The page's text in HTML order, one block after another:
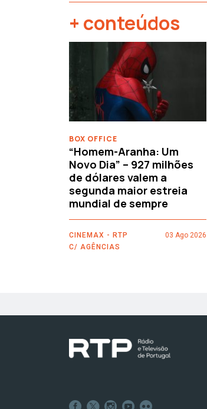
+ conteúdos
BOX OFFICE
“Homem-Aranha: Um
Novo Dia” – 927 milhões
de dólares valem a
segunda maior estreia
mundial de sempre
CINEMAX - RTP
C/ AGÊNCIAS
03 Ago 2026